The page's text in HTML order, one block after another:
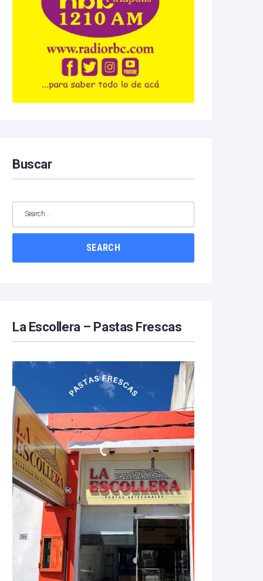
Buscar
SEARCH
La Escollera – Pastas Frescas